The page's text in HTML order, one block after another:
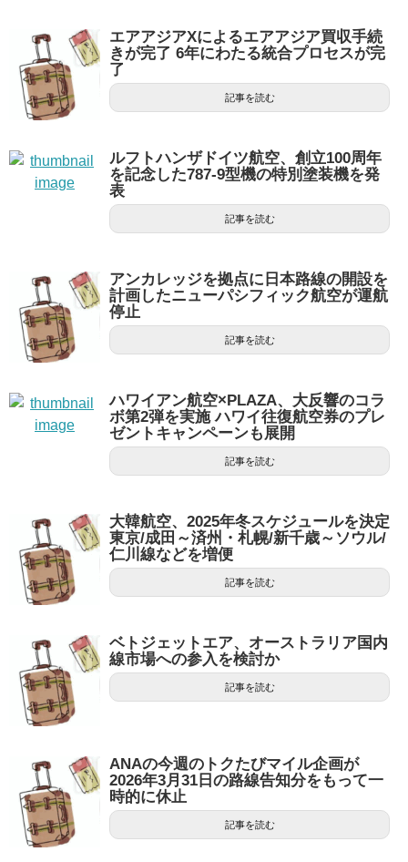
エアアジアXによるエアアジア買収手続
きが完了 6年にわたる統合プロセスが完
了
記事を読む
ルフトハンザドイツ航空、創立100周年
を記念した787-9型機の特別塗装機を発
表
記事を読む
アンカレッジを拠点に日本路線の開設を
計画したニューパシフィック航空が運航
停止
記事を読む
ハワイアン航空×PLAZA、大反響のコラ
ボ第2弾を実施 ハワイ往復航空券のプレ
ゼントキャンペーンも展開
記事を読む
大韓航空、2025年冬スケジュールを決定
東京/成田～済州・札幌/新千歳～ソウル/
仁川線などを増便
記事を読む
ベトジェットエア、オーストラリア国内
線市場への参入を検討か
記事を読む
ANAの今週のトクたびマイル企画が
2026年3月31日の路線告知分をもって一
時的に休止
記事を読む